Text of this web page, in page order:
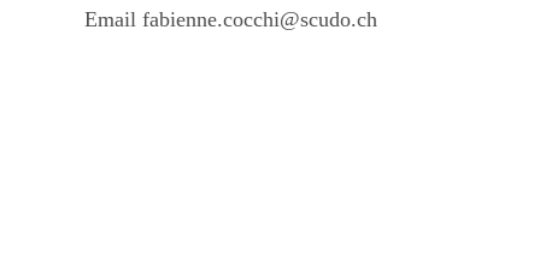
Email fabienne.cocchi@scudo.ch